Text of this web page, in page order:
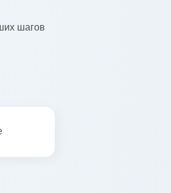
шагов